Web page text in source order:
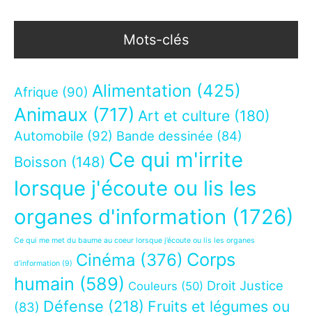
Mots-clés
Afrique (90) Alimentation (425)
Animaux (717) Art et culture (180)
Automobile (92) Bande dessinée (84)
Boisson (148) Ce qui m'irrite
lorsque j'écoute ou lis les
organes d'information (1726)
Ce qui me met du baume au coeur lorsque j’écoute ou lis les organes
d’information (9) Cinéma (376) Corps
humain (589) Couleurs (50) Droit Justice
(83) Défense (218) Fruits et légumes ou